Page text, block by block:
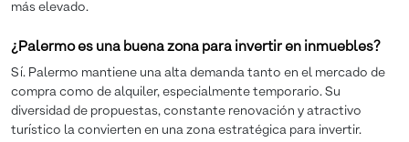
más elevado.
¿Palermo es una buena zona para invertir en inmuebles?
Sí. Palermo mantiene una alta demanda tanto en el mercado de
compra como de alquiler, especialmente temporario. Su
diversidad de propuestas, constante renovación y atractivo
turístico la convierten en una zona estratégica para invertir.